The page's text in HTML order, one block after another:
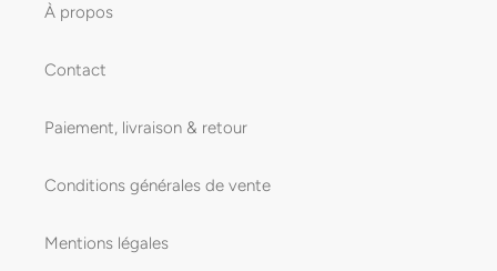
À propos
Contact
Paiement, livraison & retour
Conditions générales de vente
Mentions légales